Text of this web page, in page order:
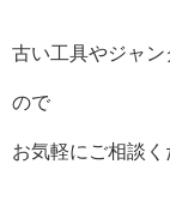
古い工具やジャ
ので
お気軽にご相談く